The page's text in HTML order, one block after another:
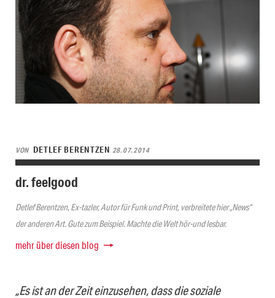
VON DETLEF BERENTZEN 28.07.2014
dr. feelgood
Detlef Berentzen, Ex-tazler, Autor für Funk und Print, verbreitete hier „News“
der anderen Art. Gute zum Beispiel. Machte die Welt hör-und lesbar.
mehr über diesen blog
„Es ist an der Zeit einzusehen, dass die soziale